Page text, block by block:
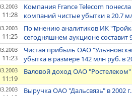
11:28
Компания France Telecom
компаний чистые убытки в 20.7
11:25
По мнению аналитиков ИК
сегодняшнем аукционе составит
11:23
Чистая прибыль ОАО
убытка в размере 142 млн руб. в
11:19
Валовой доход ОАО "Ростелеком"
Выручка ОАО "Дальсвязь" в 2002